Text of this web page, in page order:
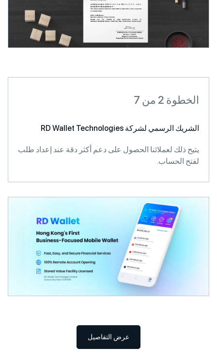
الخطوة 2 من 7
الشريك الرسمي لشركة RD Wallet Technologies
يتيح ذلك لعملائنا الحصول على دعم أكثر دقة عند إعداد طلب
لفتح الحساب.
عرض التفاصيل